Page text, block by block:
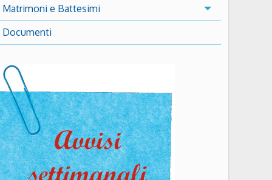
Matrimoni e Battesimi
Documenti